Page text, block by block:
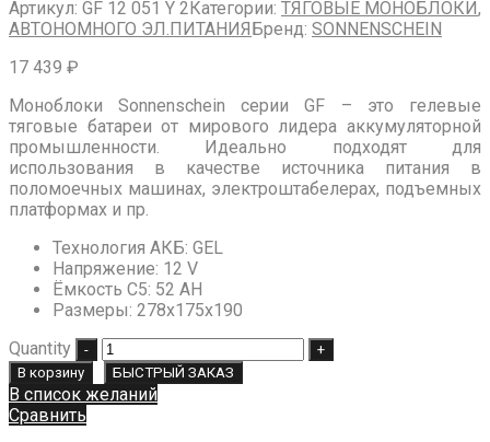
Артикул: GF 12 051 Y 2 Категории: ТЯГОВЫЕ МОНОБЛОКИ,
АВТОНОМНОГО ЭЛ.ПИТАНИЯ Бренд: SONNENSCHEIN
17 439 ₽
Моноблоки Sonnenschein серии GF – это гелевые
тяговые батареи от мирового лидера аккумуляторной
промышленности. Идеально подходят для
использования в качестве источника питания в
поломоечных машинах, электроштабелерах, подъемных
платформах и пр.
Технология АКБ: GEL
Напряжение: 12 V
Ёмкость C5: 52 AH
Размеры: 278x175x190
Quantity
В корзину БЫСТРЫЙ ЗАКАЗ
В список желаний
Сравнить